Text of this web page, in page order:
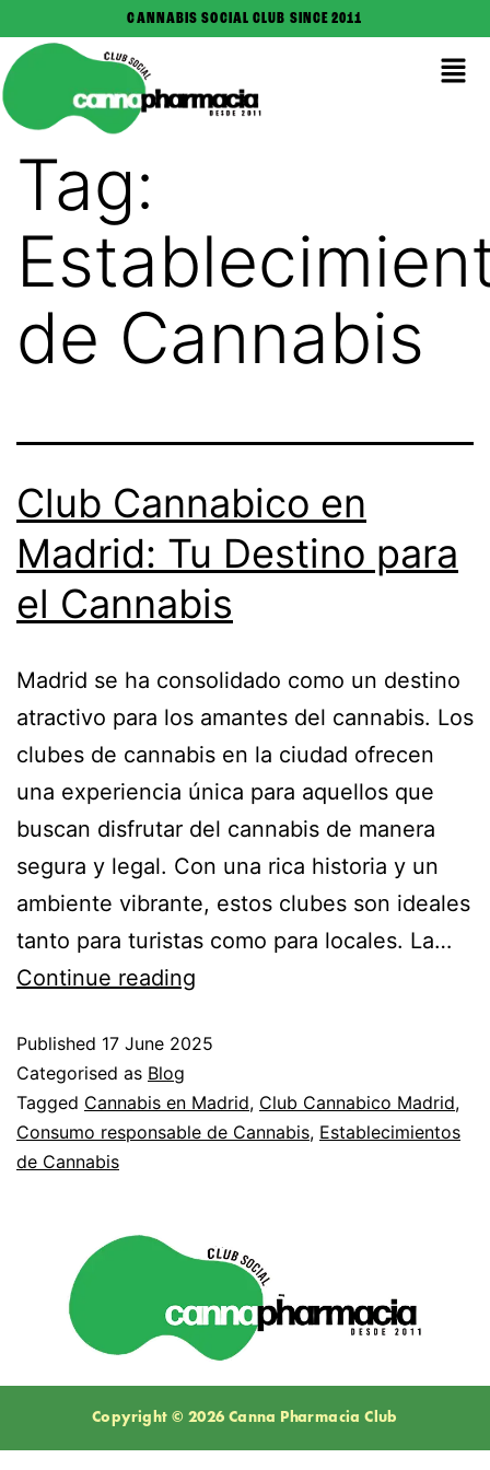
CANNABIS SOCIAL CLUB SINCE 2011
Tag:
de Cannabis
Club Cannabico en
Madrid: Tu Destino para
el Cannabis
Madrid se ha consolidado como un destino
atractivo para los amantes del cannabis. Los
clubes de cannabis en la ciudad ofrecen
una experiencia única para aquellos que
buscan disfrutar del cannabis de manera
segura y legal. Con una rica historia y un
ambiente vibrante, estos clubes son ideales
tanto para turistas como para locales. La…
Continue reading
Published 17 June 2025
Categorised as Blog
Tagged Cannabis en Madrid, Club Cannabico Madrid,
Consumo responsable de Cannabis, Establecimientos
de Cannabis
Copyright © 2026 Canna Pharmacia Club